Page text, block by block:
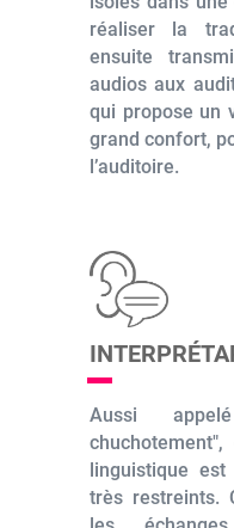
réaliser la
ensuite
audios aux
qui propose un
grand confort,
l’auditoire.
Aussi
linguistique
très restreints.